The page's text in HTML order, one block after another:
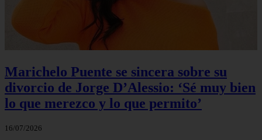
Marichelo Puente se sincera sobre su
divorcio de Jorge D’Alessio: ‘Sé muy bien
lo que merezco y lo que permito’
16/07/2026